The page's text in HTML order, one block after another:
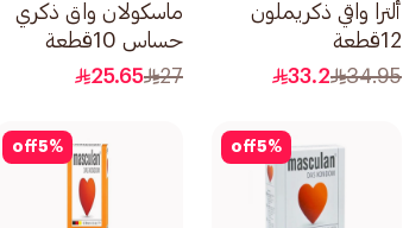
ألترا واقي ذكريملون
12قطعة
34.95
33.2
ماسكولان واق ذكري
حساس 10قطعة
27
25.65
5%
off
5%
off